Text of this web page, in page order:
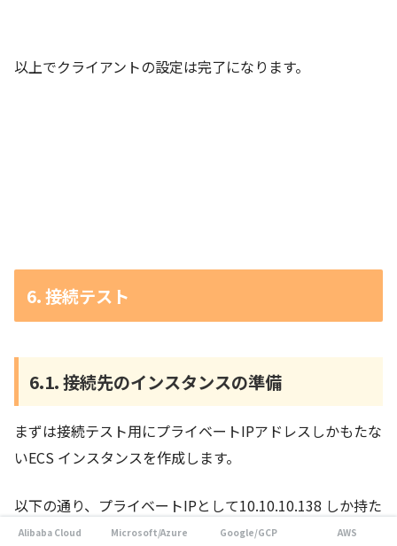
以上でクライアントの設定は完了になります。
6. 接続テスト
6.1. 接続先のインスタンスの準備
まずは接続テスト用にプライベートIPアドレスしかもたな
いECS インスタンスを作成します。
以下の通り、プライベートIPとして10.10.10.138 しか持た
ないECS インスタンスを準備します。
Alibaba Cloud Microsoft/Azure Google/GCP AWS